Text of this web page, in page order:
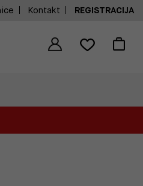
Kontakt REGISTRACIJA